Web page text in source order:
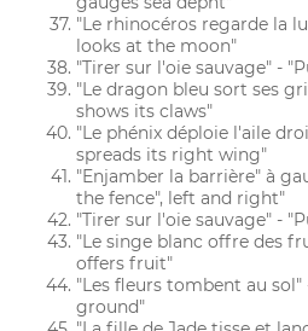
"Le rhinocéros regarde la
looks at the moon"
"Tirer sur l'oie sauvage" -
"Le dragon bleu sort ses
shows its claws"
"Le phénix déploie l'aile
spreads its right wing"
"Enjamber la barrière" à
the fence", left and right"
"Tirer sur l'oie sauvage" -
"Le singe blanc offre des
offers fruit"
"Les fleurs tombent au
ground"